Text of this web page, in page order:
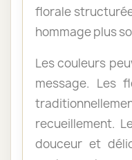
florale
hommage plus
Les couleurs
message. Les
recueillement.
douceur et